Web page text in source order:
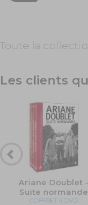
Ajouter au
Toute la
Les clients
Ariane Doublet -
Suite normande
COFFRET 4 DVD